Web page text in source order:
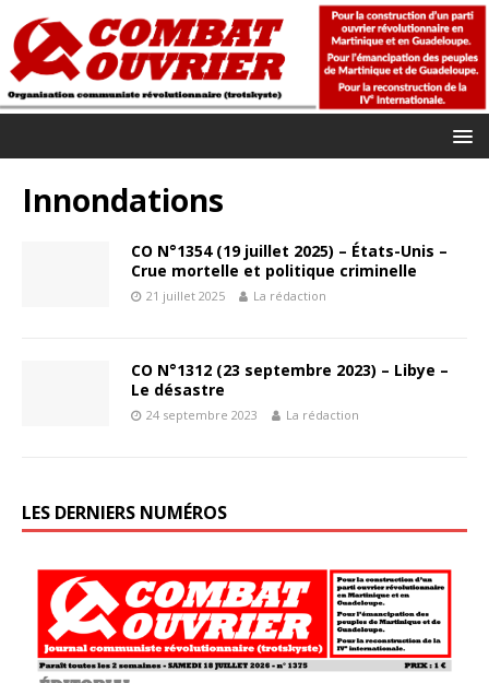
Innondations
CO N°1354 (19 juillet 2025) – États-Unis –
Crue mortelle et politique criminelle
21 juillet 2025 La rédaction
CO N°1312 (23 septembre 2023) – Libye –
Le désastre
24 septembre 2023 La rédaction
LES DERNIERS NUMÉROS